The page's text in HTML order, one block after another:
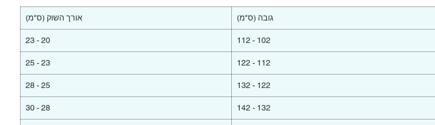
גובה (ס"מ) אורך השוק (ס"מ)
102 - 112
20 - 23
112 - 122
23 - 25
122 - 132
25 - 28
132 - 142
28 - 30